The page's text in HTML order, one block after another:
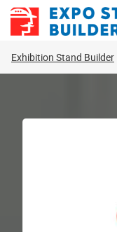
Перейти
Exhibition Stand Builder